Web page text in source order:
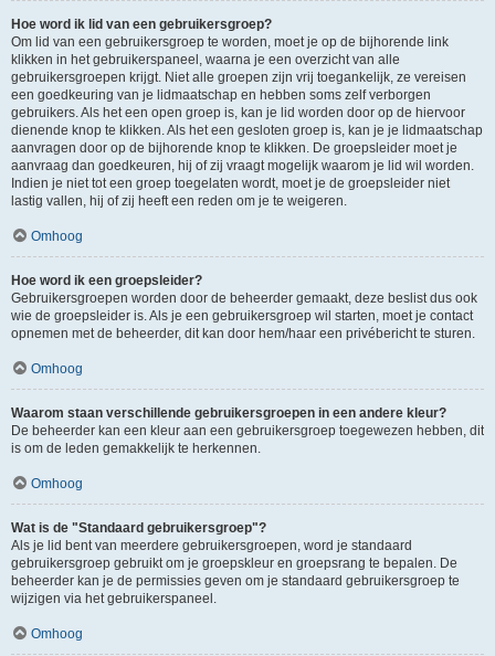
Hoe word ik lid van een gebruikersgroep?
Om lid van een gebruikersgroep te worden, moet je op de bijhorende link
klikken in het gebruikerspaneel, waarna je een overzicht van alle
gebruikersgroepen krijgt. Niet alle groepen zijn vrij toegankelijk, ze vereisen
een goedkeuring van je lidmaatschap en hebben soms zelf verborgen
gebruikers. Als het een open groep is, kan je lid worden door op de hiervoor
dienende knop te klikken. Als het een gesloten groep is, kan je je lidmaatschap
aanvragen door op de bijhorende knop te klikken. De groepsleider moet je
aanvraag dan goedkeuren, hij of zij vraagt mogelijk waarom je lid wil worden.
Indien je niet tot een groep toegelaten wordt, moet je de groepsleider niet
lastig vallen, hij of zij heeft een reden om je te weigeren.
Omhoog
Hoe word ik een groepsleider?
Gebruikersgroepen worden door de beheerder gemaakt, deze beslist dus ook
wie de groepsleider is. Als je een gebruikersgroep wil starten, moet je contact
opnemen met de beheerder, dit kan door hem/haar een privébericht te sturen.
Omhoog
Waarom staan verschillende gebruikersgroepen in een andere kleur?
De beheerder kan een kleur aan een gebruikersgroep toegewezen hebben, dit
is om de leden gemakkelijk te herkennen.
Omhoog
Wat is de "Standaard gebruikersgroep"?
Als je lid bent van meerdere gebruikersgroepen, word je standaard
gebruikersgroep gebruikt om je groepskleur en groepsrang te bepalen. De
beheerder kan je de permissies geven om je standaard gebruikersgroep te
wijzigen via het gebruikerspaneel.
Omhoog